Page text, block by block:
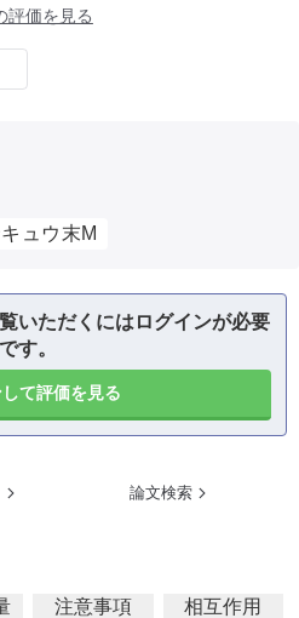
評価を見る
ュウ末M
いただくにはログインが必要
です。
て評価を見る
論文検索
注意事項
相互作用